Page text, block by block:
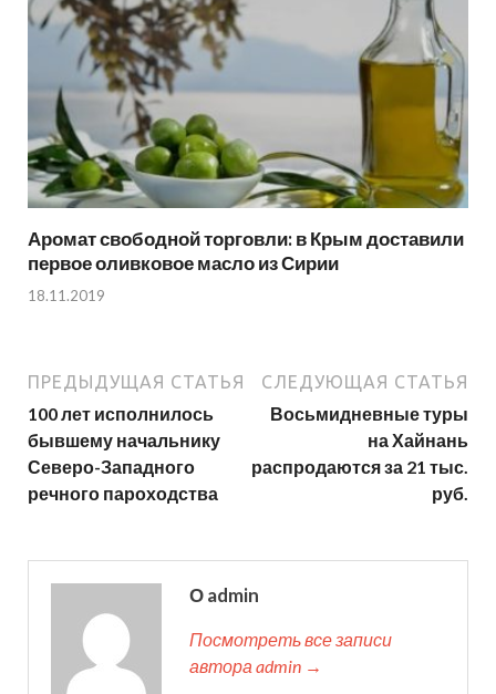
Аромат свободной торговли: в Крым доставили
первое оливковое масло из Сирии
18.11.2019
ПРЕДЫДУЩАЯ СТАТЬЯ
100 лет исполнилось
бывшему начальнику
Северо-Западного
речного пароходства
СЛЕДУЮЩАЯ СТАТЬЯ
Восьмидневные туры
на Хайнань
распродаются за 21 тыс.
руб.
О admin
Посмотреть все записи
автора admin →